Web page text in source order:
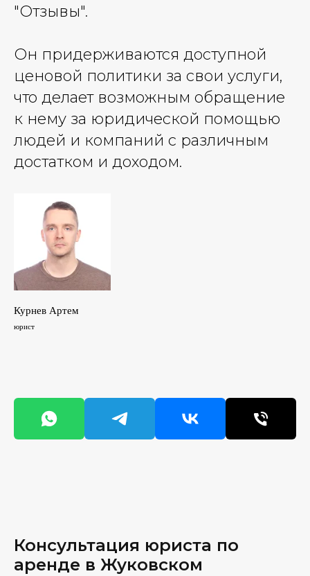
"Отзывы".
Он придерживаются доступной
ценовой политики за свои услуги,
что делает возможным обращение
к нему за юридической помощью
людей и компаний с различным
достатком и доходом.
Курнев Артем
юрист
Консультация юриста по
аренде в Жуковском